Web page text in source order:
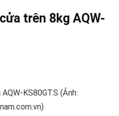
trên 8kg AQW-
KS80GT.S (Ảnh: